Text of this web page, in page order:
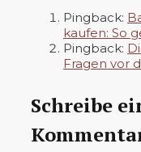
Pingback:
kaufen: So
Pingback:
Fragen vor
Schreibe